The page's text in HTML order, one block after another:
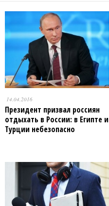
14.04.2016
Президент призвал россиян
отдыхать в России: в Египте и
Турции небезопасно